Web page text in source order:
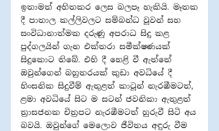
ඉතාමත් අහිතකර ලෙස බලපෑ හැකියි. මෑතක
දී පාතාල කල්ලිවලට සම්බන්ධ වූවන් සහ
සංවිධානාත්මක දරුණු අපරාධ සිදු කළ
පුද්ගලයින් ගැන එක්තරා සමීක්ෂණයක්
සිදුකොට තිබේ. එහි දී හෙළි වී ඇත්තේ
ඔවුන්ගෙන් බහුතරයක් කුඩා අවධියේ දී
හිංසනික සිදුවීම් ඇතුළත් කාටූන් නැරඹීමටත්,
ළමා අවධියේ සිට ම සටන් ජවනිකා ඇතුළත්
ත්‍රාසජනක චිත්‍රපට නැරඹීමටත් හුරුවී සිටි අය
බවයි. ඔවුන්ගේ මෙලොව ජීවිතය අඳුරු වීම